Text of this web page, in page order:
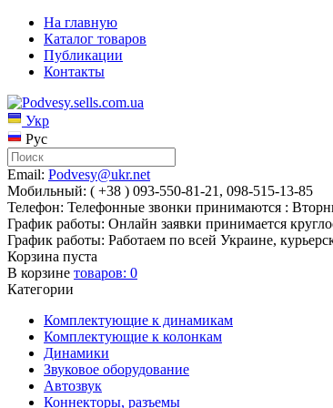
На главную
Каталог товаров
Публикации
Контакты
Укр
Рус
Email: Podvesy@ukr.net
Мобильный: ( +38 ) 093-550-81-21, 098-515-13-85
Телефон: Телефонные звонки принимаются :
График работы: Онлайн заявки принимается
График работы: Работаем по всей Украине,
Корзина пуста
В корзине товаров: 0
Категории
Комплектующие к динамикам
Комплектующие к колонкам
Динамики
Звуковое оборудование
Автозвук
Коннекторы, разъемы